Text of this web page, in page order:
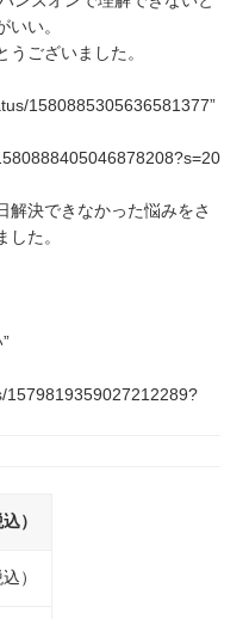
い。
ございました。
1580885305636581377”
解決できなかった悩みをさ
した。
1579819359027212289?
）
）